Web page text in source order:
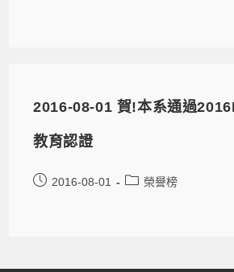
2016-08-01 賀!本系通過
教育認證
2016-08-01 榮譽榜